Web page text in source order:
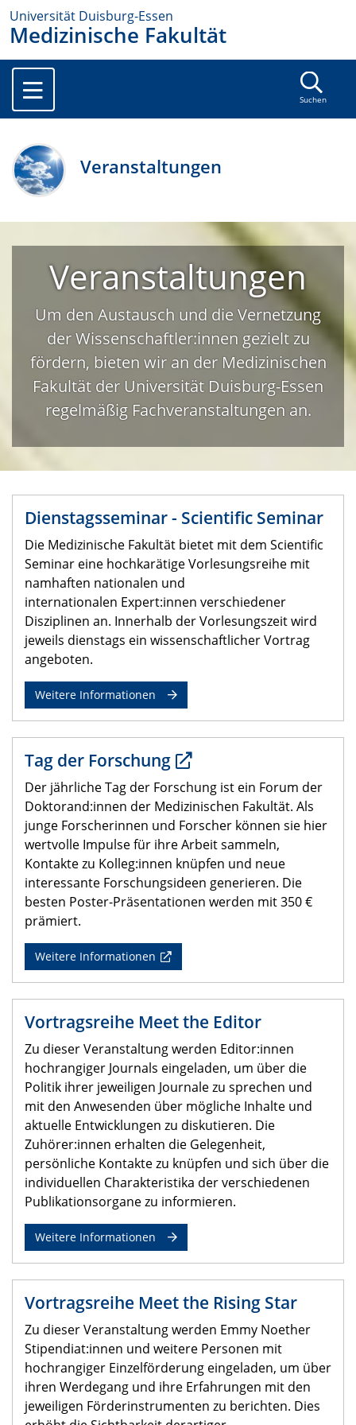
Universität Duisburg-Essen
Medizinische Fakultät
Suchen
Veranstaltungen
Veranstaltungen
Um den Austausch und die Vernetzung
der Wissenschaftler:innen gezielt zu
fördern, bieten wir an der Medizinischen
Fakultät der Universität Duisburg-Essen
regelmäßig Fachveranstaltungen an.
Dienstagsseminar - Scientific Seminar
Die Medizinische Fakultät bietet mit dem Scientific
Seminar eine hochkarätige Vorlesungsreihe mit
namhaften nationalen und
internationalen Expert:innen verschiedener
Disziplinen an. Innerhalb der Vorlesungszeit wird
jeweils dienstags ein wissenschaftlicher Vortrag
angeboten.
Weitere Informationen
Tag der Forschung
Der jährliche Tag der Forschung ist ein Forum der
Doktorand:innen der Medizinischen Fakultät. Als
junge Forscherinnen und Forscher können sie hier
wertvolle Impulse für ihre Arbeit sammeln,
Kontakte zu Kolleg:innen knüpfen und neue
interessante Forschungsideen generieren. Die
besten Poster-Präsentationen werden mit 350 €
prämiert.
Weitere Informationen
Vortragsreihe Meet the Editor
Zu dieser Veranstaltung werden Editor:innen
hochrangiger Journals eingeladen, um über die
Politik ihrer jeweiligen Journale zu sprechen und
mit den Anwesenden über mögliche Inhalte und
aktuelle Entwicklungen zu diskutieren. Die
Zuhörer:innen erhalten die Gelegenheit,
persönliche Kontakte zu knüpfen und sich über die
individuellen Charakteristika der verschiedenen
Publikationsorgane zu informieren.
Weitere Informationen
Vortragsreihe Meet the Rising Star
Zu dieser Veranstaltung werden Emmy Noether
Stipendiat:innen und weitere Personen mit
hochrangiger Einzelförderung eingeladen, um über
ihren Werdegang und ihre Erfahrungen mit den
jeweiligen Förderinstrumenten zu berichten. Dies